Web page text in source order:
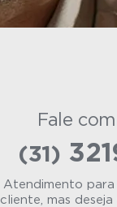
Fale
(31)
Atendimento para
cliente, mas